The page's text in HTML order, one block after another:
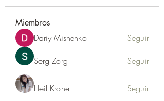
Miembros
Dariy Mishenko Seguir
Serg Zorg Seguir
Heil Krone Seguir